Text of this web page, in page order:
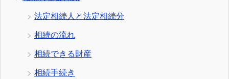
法定相続人と法定相続分
相続の流れ
相続できる財産
相続手続き